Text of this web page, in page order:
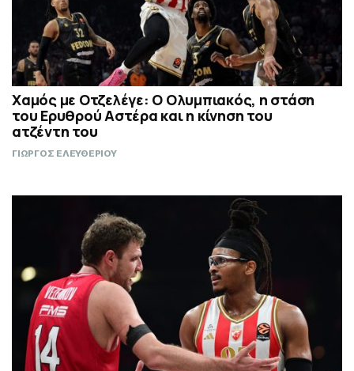
Χαμός με Οτζελέγε: Ο Ολυμπιακός, η στάση
του Ερυθρού Αστέρα και η κίνηση του
ατζέντη του
ΓΙΩΡΓΟΣ ΕΛΕΥΘΕΡΙΟΥ